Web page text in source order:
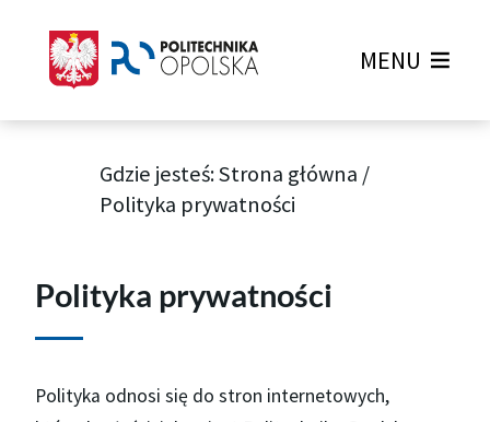
MENU
Gdzie jesteś:Strona główna /
Polityka prywatności
Polityka prywatności
Polityka prywatności
Polityka odnosi się do stron internetowych,